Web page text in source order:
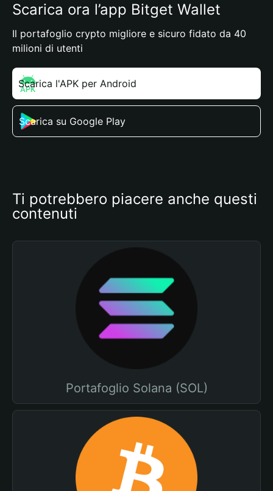
Scarica ora l’app Bitget Wallet
Il portafoglio crypto migliore e sicuro fidato da 40
milioni di utenti
Scarica l'APK per Android
Scarica su Google Play
Ti potrebbero piacere anche questi
contenuti
Portafoglio Solana (SOL)